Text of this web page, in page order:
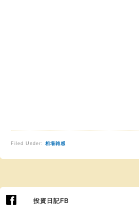
Filed Under: 相場雑感
投資日記FB